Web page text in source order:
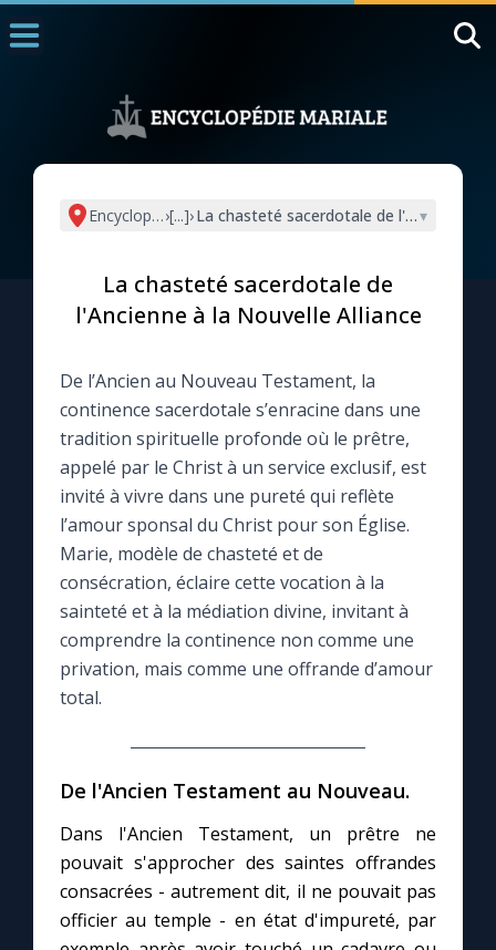
L'actualité de la semaine
La newsletter
La vidéo de la semaine
Le compte Tiktok
Le magazine
Le site internet
Avec Thérèse de Lisieux
L'Évangile chaque jour
Encyclopédie mariale
›[...]›La chasteté sacerdotale de l'Ancienne à
▾
La chasteté sacerdotale de
l'Ancienne à la Nouvelle Alliance
De l’Ancien au Nouveau Testament, la
continence sacerdotale s’enracine dans une
tradition spirituelle profonde où le prêtre,
appelé par le Christ à un service exclusif, est
invité à vivre dans une pureté qui reflète
l’amour sponsal du Christ pour son Église.
Marie, modèle de chasteté et de
consécration, éclaire cette vocation à la
sainteté et à la médiation divine, invitant à
comprendre la continence non comme une
privation, mais comme une offrande d’amour
total.
De l'Ancien Testament au Nouveau.
Dans l'Ancien Testament, un prêtre ne
pouvait s'approcher des saintes offrandes
consacrées - autrement dit, il ne pouvait pas
officier au temple - en état d'impureté, par